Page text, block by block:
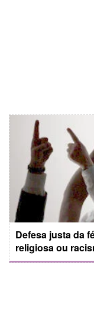
Defesa justa da
religiosa ou